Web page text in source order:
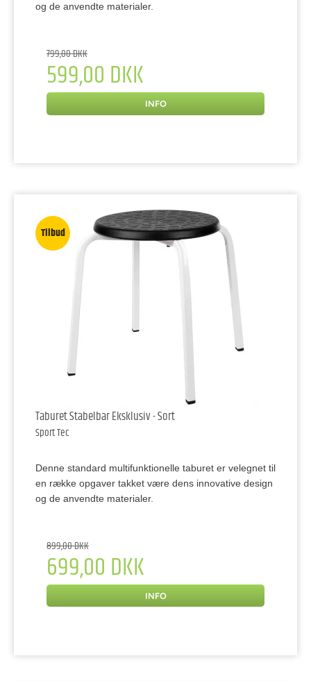
og de anvendte materialer.
799,00 DKK
599,00 DKK
INFO
Tilbud
Taburet Stabelbar Eksklusiv - Sort
Sport Tec
Denne standard multifunktionelle taburet er velegnet til
en række opgaver takket være dens innovative design
og de anvendte materialer.
899,00 DKK
699,00 DKK
INFO